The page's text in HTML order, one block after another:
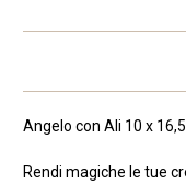
Angelo con Ali 10 x
Rendi magiche le tue